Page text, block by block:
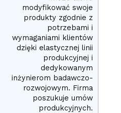
modyfikować swoje
produkty zgodnie z
potrzebami i
wymaganiami klientów
dzięki elastycznej linii
produkcyjnej i
dedykowanym
inżynierom badawczo-
rozwojowym. Firma
poszukuje umów
produkcyjnych.